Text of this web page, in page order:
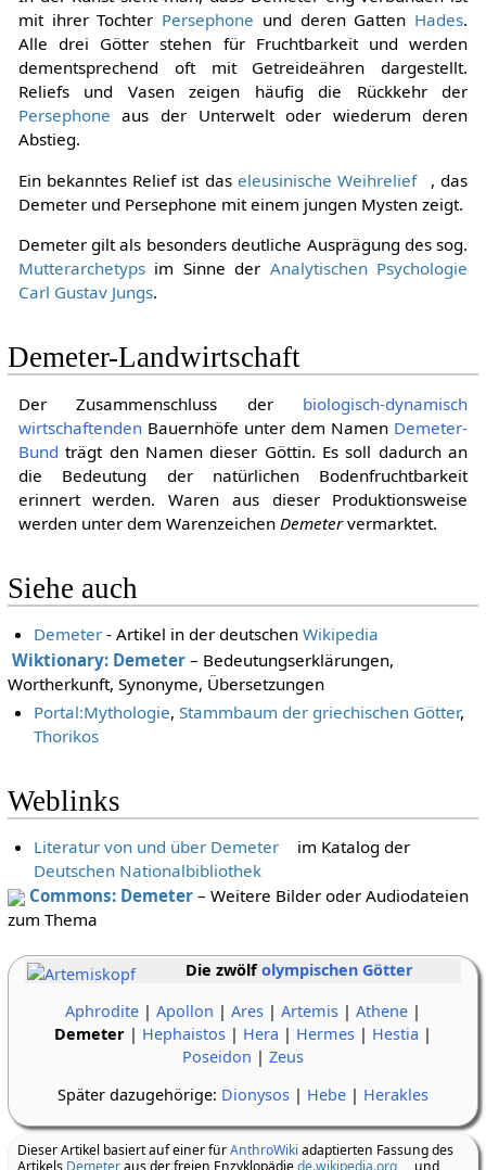
mit ihrer Tochter Persephone und deren Gatten Hades.
Alle drei Götter stehen für Fruchtbarkeit und werden
dementsprechend oft mit Getreideähren dargestellt.
Reliefs und Vasen zeigen häufig die Rückkehr der
Persephone aus der Unterwelt oder wiederum deren
Abstieg.
Ein bekanntes Relief ist das eleusinische Weihrelief
, das
Demeter und Persephone mit einem jungen Mysten zeigt.
Demeter gilt als besonders deutliche Ausprägung des sog.
Mutterarchetypsim Sinne der Analytischen Psychologie
Carl Gustav Jungs.
Demeter-Landwirtschaft
Der Zusammenschluss der biologisch-dynamisch
wirtschaftendenBauernhöfe unter dem Namen Demeter-
Bund trägt den Namen dieser Göttin. Es soll dadurch an
die Bedeutung der natürlichen Bodenfruchtbarkeit
erinnert werden. Waren aus dieser Produktionsweise
werden unter dem Warenzeichen Demetervermarktet.
Siehe auch
Demeter - Artikel in der deutschenWikipedia
Wiktionary: Demeter– Bedeutungserklärungen,
Wortherkunft, Synonyme, Übersetzungen
Portal:Mythologie,Stammbaum der griechischen Götter,
Thorikos
Weblinks
Literatur von und über Demeter
im Katalog der
Deutschen Nationalbibliothek
Commons: Demeter– Weitere Bilder oder Audiodateien
zum Thema
Die zwölf olympischen Götter
Aphrodite | Apollon | Ares | Artemis | Athene |
Demeter | Hephaistos | Hera | Hermes | Hestia |
Poseidon | Zeus
Später dazugehörige: Dionysos | Hebe | Herakles
Dieser Artikel basiert auf einer fürAnthroWiki adaptierten Fassung des
Artikels Demeteraus der freien Enzyklopädiede.wikipedia.org und